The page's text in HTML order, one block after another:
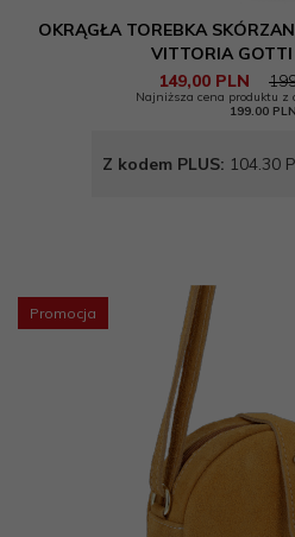
OKRĄGŁA TOREBKA
VITTORIA
149,00 PLN
Najniższa cena produktu
199.00 PLN
Z kodem PLUS: 104.30
Promocja